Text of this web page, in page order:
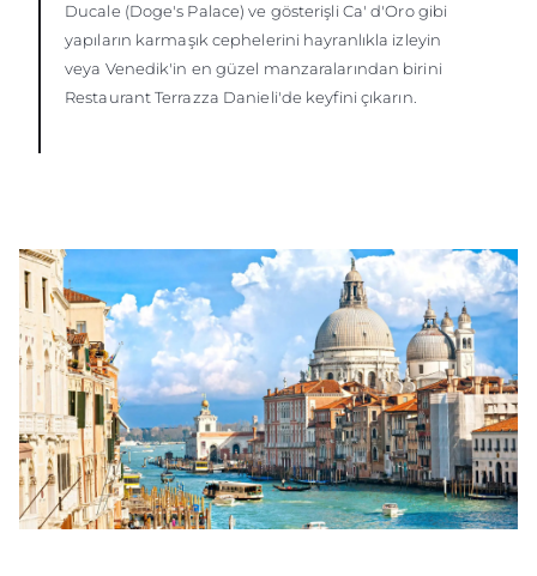
Ducale (Doge's Palace) ve gösterişli Ca' d'Oro gibi
yapıların karmaşık cephelerini hayranlıkla izleyin
veya Venedik'in en güzel manzaralarından birini
Restaurant Terrazza Danieli'de keyfini çıkarın.